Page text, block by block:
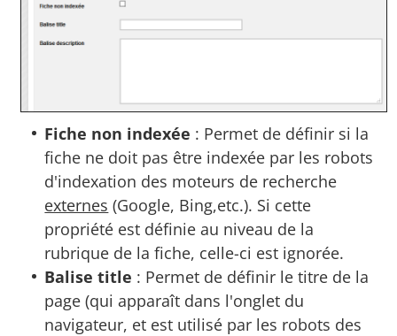
Fiche non indexée : Permet de définir si la
fiche ne doit pas être indexée par les robots
d'indexation des moteurs de recherche
externes (Google, Bing,etc.). Si cette
propriété est définie au niveau de la
rubrique de la fiche, celle-ci est ignorée.
Balise title : Permet de définir le titre de la
page (qui apparaît dans l'onglet du
navigateur, et est utilisé par les robots des